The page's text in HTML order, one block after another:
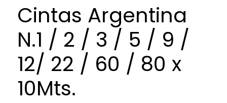
Cintas Argentina
N.1 / 2 / 3 / 5 / 9 /
12/ 22 / 60 / 80 x
10Mts.